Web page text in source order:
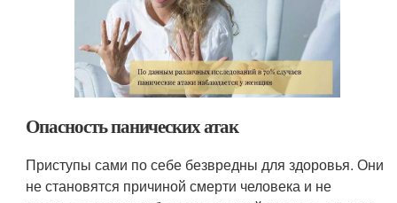
Опасность панических атак
Приступы сами по себе безвредны для здоровья. Они
не становятся причиной смерти человека и не